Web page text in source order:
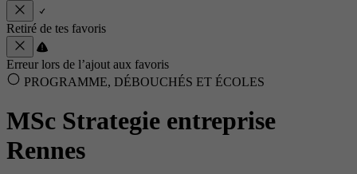
Retiré de tes favoris
Erreur lors de l’ajout aux favoris
PROGRAMME, DÉBOUCHÉS ET ÉCOLES
MSc Strategie entreprise
Rennes